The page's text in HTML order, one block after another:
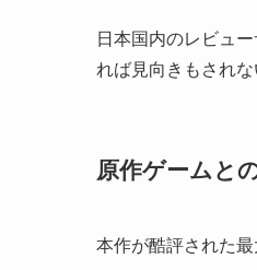
日本国内のレビュ
れば見向きもされ
原作ゲームと
本作が酷評された